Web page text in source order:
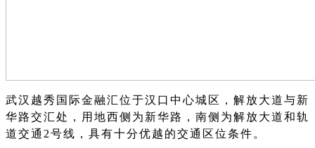
武汉越秀国际金融汇位于汉口中心城区，解放大道与新
华路交汇处，用地西侧为新华路，南侧为解放大道和轨
道交通 2号线，具有十分优越的交通区位条件。